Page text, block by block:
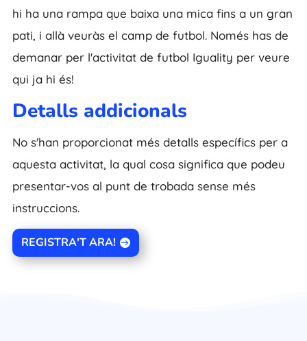
hi ha una rampa que baixa una mica fins a un gran
pati, i allà veuràs el camp de futbol. Només has de
demanar per l'activitat de futbol Iguality per veure
qui ja hi és!
Detalls addicionals
No s'han proporcionat més detalls específics per a
aquesta activitat, la qual cosa significa que podeu
presentar-vos al punt de trobada sense més
instruccions.
REGISTRA'T ARA!